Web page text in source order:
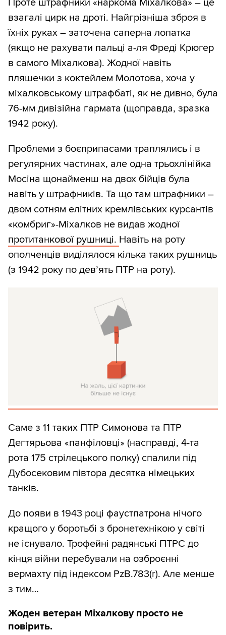
Проте штрафники «наркома Міхалкова» – це
взагалі цирк на дроті. Найгрізніша зброя в
їхніх руках – заточена саперна лопатка
(якщо не рахувати пальці а-ля Фреді Крюгер
в самого Міхалкова). Жодної навіть
пляшечки з коктейлем Молотова, хоча у
міхалковському штрафбаті, як не дивно, була
76-мм дивізійна гармата (щоправда, зразка
1942 року).
Проблеми з боєприпасами траплялись і в
регулярних частинах, але одна трьохлінійка
Мосіна щонайменш на двох бійців була
навіть у штрафників. Та що там штрафники –
двом сотням елітних кремлівських курсантів
«комбриг»-Міхалков не видав жодної
протитанкової рушниці. Навіть на роту
ополченців виділялося кілька таких рушниць
(з 1942 року по дев’ять ПТР на роту).
Саме з 11 таких ПТР Симонова та ПТР
Дегтярьова «панфіловці» (насправді, 4-та
рота 175 стрілецького полку) спалили під
Дубосековим півтора десятка німецьких
танків.
До появи в 1943 році фаустпатрона нічого
кращого у боротьбі з бронетехнікою у світі
не існувало. Трофейні радянські ПТРС до
кінця війни перебували на озброєнні
вермахту під індексом PzB.783(r). Але менше
з тим…
Жоден ветеран Міхалкову просто не
повірить.